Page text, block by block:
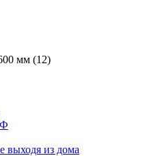
мм (12)
выходя из дома